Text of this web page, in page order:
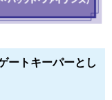
ートキーパーとし